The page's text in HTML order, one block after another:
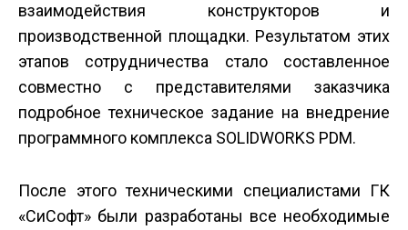
взаимодействия конструкторов и
производственной площадки. Результатом этих
этапов сотрудничества стало составленное
совместно с представителями заказчика
подробное техническое задание на внедрение
программного комплекса SOLIDWORKS PDM.
После этого техническими специалистами ГК
«СиСофт» были разработаны все необходимые